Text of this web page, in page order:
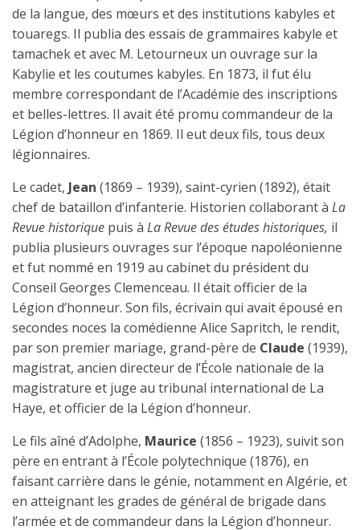
de la langue, des mœurs et des institutions kabyles et
touaregs. Il publia des essais de grammaires kabyle et
tamachek et avec M. Letourneux un ouvrage sur la
Kabylie et les coutumes kabyles. En 1873, il fut élu
membre correspondant de l’Académie des inscriptions
et belles-lettres. Il avait été promu commandeur de la
Légion d’honneur en 1869. Il eut deux fils, tous deux
légionnaires.
Le cadet, Jean (1869 – 1939), saint-cyrien (1892), était
chef de bataillon d’infanterie. Historien collaborant à La
Revue historique puis à La Revue des études historiques, il
publia plusieurs ouvrages sur l’époque napoléonienne
et fut nommé en 1919 au cabinet du président du
Conseil Georges Clemenceau. Il était officier de la
Légion d’honneur. Son fils, écrivain qui avait épousé en
secondes noces la comédienne Alice Sapritch, le rendit,
par son premier mariage, grand-père de Claude (1939),
magistrat, ancien directeur de l’École nationale de la
magistrature et juge au tribunal international de La
Haye, et officier de la Légion d’honneur.
Le fils aîné d’Adolphe, Maurice (1856 – 1923), suivit son
père en entrant à l’École polytechnique (1876), en
faisant carrière dans le génie, notamment en Algérie, et
en atteignant les grades de général de brigade dans
l’armée et de commandeur dans la Légion d’honneur.